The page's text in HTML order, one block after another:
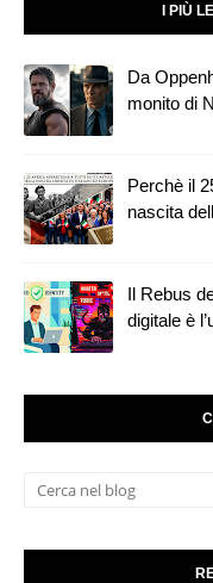
I PIÙ
Da
monito di
Perchè il
nascita
Il Rebus
digitale è